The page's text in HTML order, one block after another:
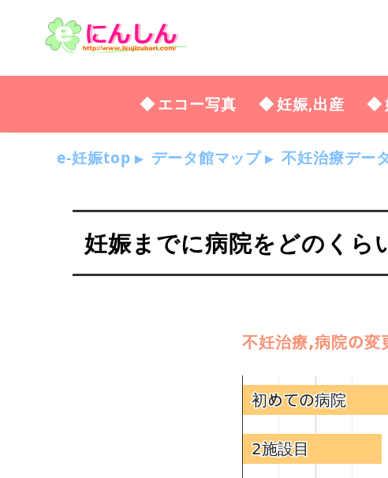
エコー写真 妊娠,出産
e-妊娠top データ館マップ 不妊治療デー
妊娠までに病院をどのくら